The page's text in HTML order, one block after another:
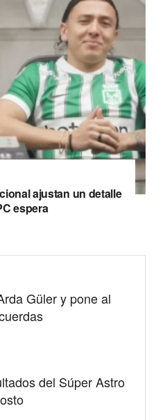
ajustan un detalle
espera
Güler y pone al
del Súper Astro